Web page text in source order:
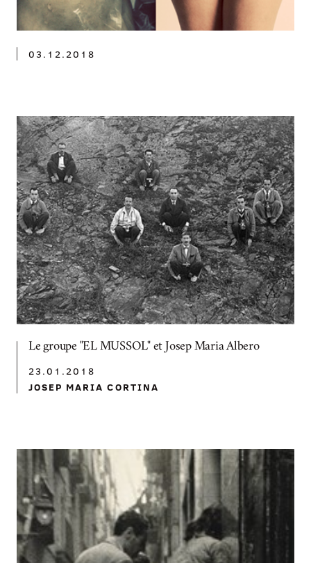
03.12.2018
Le groupe "EL MUSSOL" et Josep Maria Albero
23.01.2018
JOSEP MARIA CORTINA